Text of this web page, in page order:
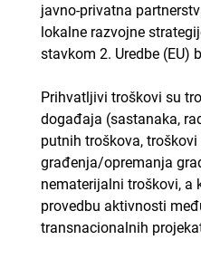
javno-privatna
lokalne razvojne
stavkom 2. Uredbe (EU)
Prihvatljivi troškovi su
događaja (sastanaka,
putnih troškova, troškovi
građenja/opremanja
nematerijalni troškovi, a
provedbu aktivnosti
transnacionalnih